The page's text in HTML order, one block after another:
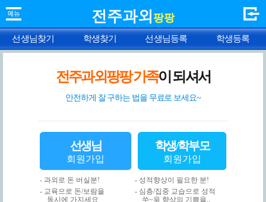
전주과외 팡팡
선생님찾기 학생찾기 선생님등록 학생등록
전주과외팡팡 가족이 되셔서
안전하게 잘 구하는 법을 무료로 보세요~
선생님
회원가입
- 과외로 돈 버실분!
- 교육으로 돈/보람을
동시에 가지세요
학생/학부모
회원가입
- 성적향상이 필요한 분!
- 심층/집중 교습으로 성적
쑤~욱 향상의 기쁨을..